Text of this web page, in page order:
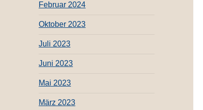
Februar 2024
Oktober 2023
Juli 2023
Juni 2023
Mai 2023
März 2023